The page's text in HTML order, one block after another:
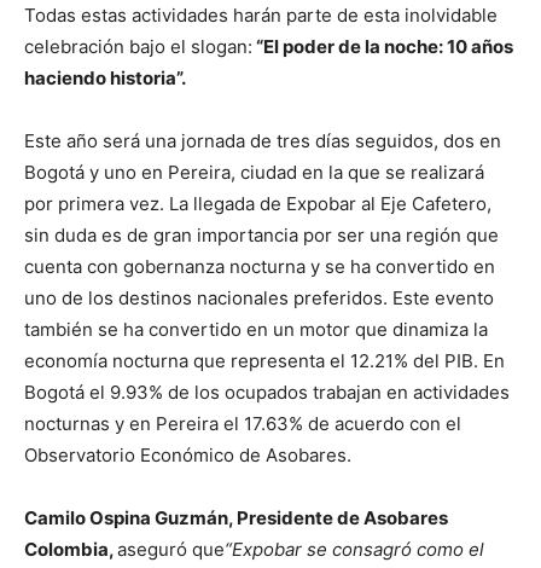
Todas estas actividades harán parte de esta inolvidable
celebración bajo el slogan: “El poder de la noche: 10 años
haciendo historia”.
Este año será una jornada de tres días seguidos, dos en
Bogotá y uno en Pereira, ciudad en la que se realizará
por primera vez. La llegada de Expobar al Eje Cafetero,
sin duda es de gran importancia por ser una región que
cuenta con gobernanza nocturna y se ha convertido en
uno de los destinos nacionales preferidos. Este evento
también se ha convertido en un motor que dinamiza la
economía nocturna que representa el 12.21% del PIB. En
Bogotá el 9.93% de los ocupados trabajan en actividades
nocturnas y en Pereira el 17.63% de acuerdo con el
Observatorio Económico de Asobares.
Camilo Ospina Guzmán, Presidente de Asobares
Colombia,aseguró que“Expobar se consagró como el